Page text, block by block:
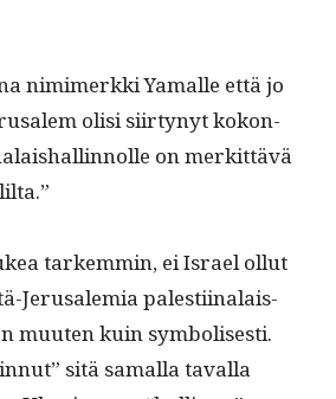
nim­imerk­ki Yamalle että jo
olisi siir­tynyt kokon­
on merkit­tävä
tarkem­min, ei Israel ollut
Jerusalemia palesti­inalais­
muuten kuin sym­bol­is­es­ti.
sitä samal­la taval­la